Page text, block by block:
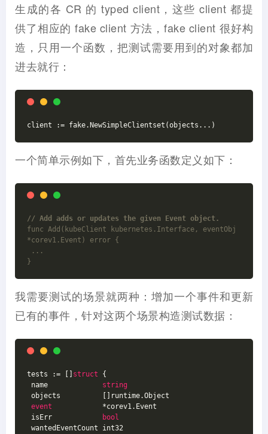
生成的各 CR 的 typed client，这些 client 都提
供了相应的 fake client 方法，fake client 很好构
造，只用一个函数，把测试需要用到的对象都加
进去就行：
client := fake.NewSimpleClientset(objects...)
一个简单示例如下，首先业务函数定义如下：
// Add adds or updates the given Event object.
func Add(kubeClient kubernetes.Interface, eventObj
*corev1.Event) error {
...
}
我需要测试的场景就两种：增加一个事件和更新
已有的事件，针对这两个场景构造测试数据：
tests := [] struct {
name string
objects          []runtime.Object
event *corev1.Event
isErr
bool
wantedEventCount int32